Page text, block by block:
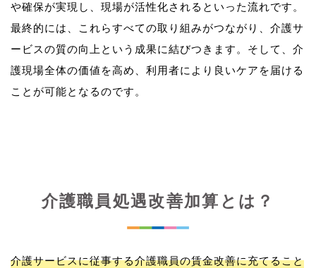
や確保が実現し、現場が活性化されるといった流れです。
最終的には、これらすべての取り組みがつながり、介護サ
ービスの質の向上という成果に結びつきます。そして、介
護現場全体の価値を高め、利用者により良いケアを届ける
介護職員処遇改善加算とは？
介護サービスに従事する介護職員の賃金改善に充てること